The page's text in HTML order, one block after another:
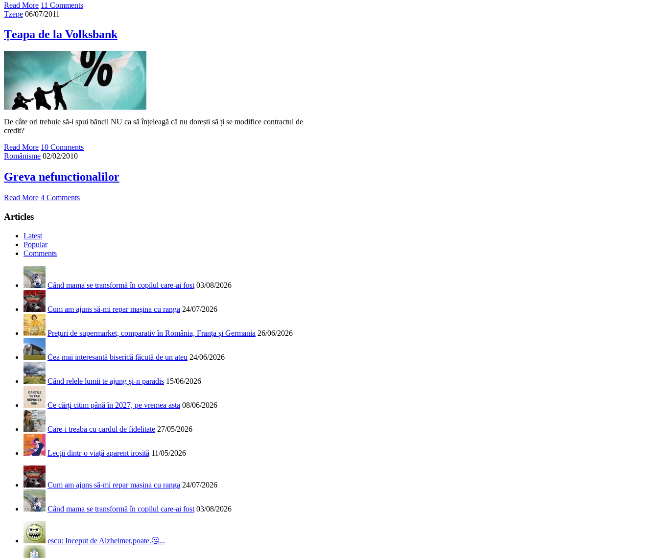
Read More 11 Comments
Tzepe 06/07/2011
Țeapa de la Volksbank
De câte ori trebuie să-i spui băncii NU ca să înțeleagă că nu dorești să ți se modifice contractul de
credit?
Read More 10 Comments
Românisme 02/02/2010
Greva nefunctionalilor
Read More 4 Comments
Articles
Latest
Popular
Comments
Când mama se transformă în copilul care-ai fost 03/08/2026
Cum am ajuns să-mi repar mașina cu ranga 24/07/2026
Prețuri de supermarket, comparativ în România, Franța și Germania 26/06/2026
Cea mai interesantă biserică făcută de un ateu 24/06/2026
Când relele lumii te ajung și-n paradis 15/06/2026
Ce cărți citim până în 2027, pe vremea asta 08/06/2026
Care-i treaba cu cardul de fidelitate 27/05/2026
Lecții dintr-o viață aparent irosită 11/05/2026
Cum am ajuns să-mi repar mașina cu ranga 24/07/2026
Când mama se transformă în copilul care-ai fost 03/08/2026
escu: Inceput de Alzheimer,poate.🤔...